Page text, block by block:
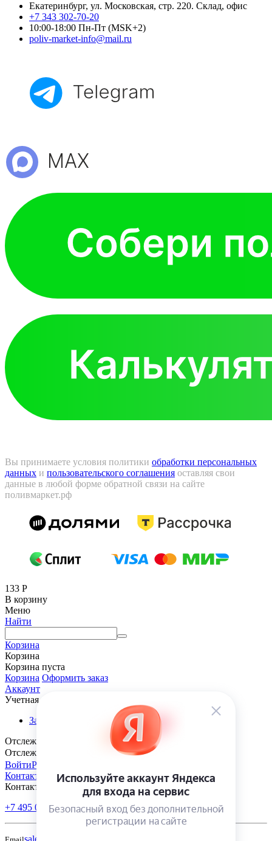
Екатеринбург, ул. Московская, стр. 220. Склад, офис
+7 343 302-70-20
10:00-18:00 Пн-Пт (MSK+2)
poliv-market-info@mail.ru
Вы принимаете условия политики обработки персональных
данных и пользовательского соглашения оставляя свои
данные в любой форме обратной связи на сайте
поливмаркет.рф
133 Р
В корзину
Меню
Найти
Корзина
Корзина
Корзина пуста
Корзина Оформить заказ
Аккаунт
Учетная запись
Заказы
Отслеживание заказа
Отслеживание заказа
ВойтиРегистрация
Контакты
Контакты
+7 495 005-70-10 +7 343 302-70-20 Пн-Пт: 9:00-18:00